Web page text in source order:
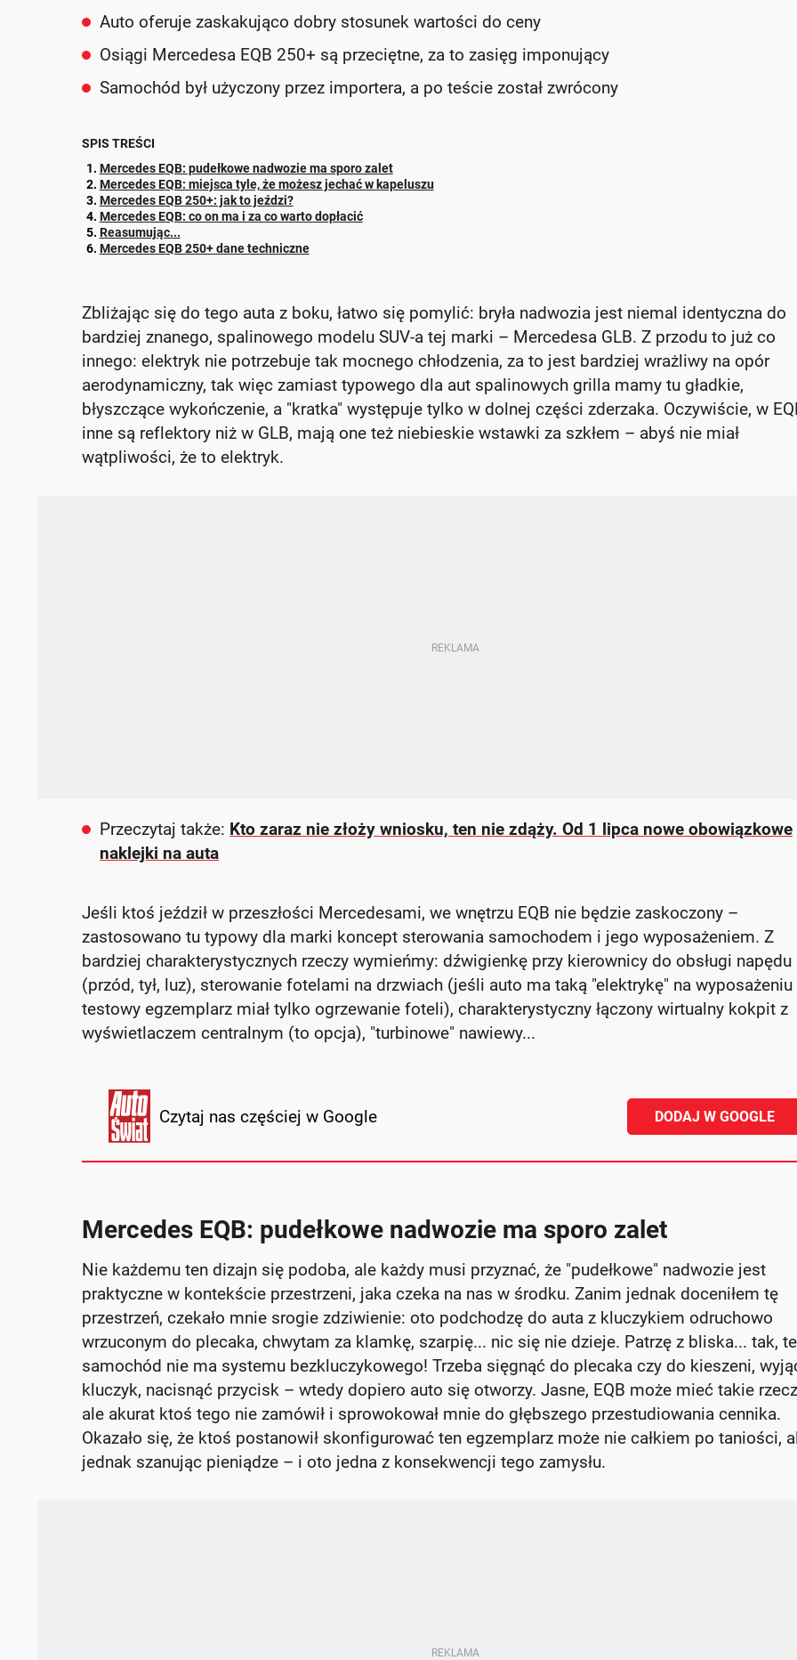
Auto oferuje zaskakująco dobry stosunek wartości do ceny
Osiągi Mercedesa EQB 250+ są przeciętne, za to zasięg imponujący
Samochód był użyczony przez importera, a po teście został zwrócony
SPIS TREŚCI
Mercedes EQB: pudełkowe nadwozie ma sporo zalet
Mercedes EQB: miejsca tyle, że możesz jechać w kapeluszu
Mercedes EQB 250+: jak to jeździ?
Mercedes EQB: co on ma i za co warto dopłacić
Reasumując...
Mercedes EQB 250+ dane techniczne
Zbliżając się do tego auta z boku, łatwo się pomylić: bryła nadwozia jest niemal identyczna do
bardziej znanego, spalinowego modelu SUV-a tej marki – Mercedesa GLB. Z przodu to już co
innego: elektryk nie potrzebuje tak mocnego chłodzenia, za to jest bardziej wrażliwy na opór
aerodynamiczny, tak więc zamiast typowego dla aut spalinowych grilla mamy tu gładkie,
błyszczące wykończenie, a "kratka" występuje tylko w dolnej części zderzaka. Oczywiście, w
inne są reflektory niż w GLB, mają one też niebieskie wstawki za szkłem – abyś nie miał
wątpliwości, że to elektryk.
Przeczytaj także: Kto zaraz nie złoży wniosku, ten nie zdąży. Od 1 lipca nowe obowiązkowe
naklejki na auta
Jeśli ktoś jeździł w przeszłości Mercedesami, we wnętrzu EQB nie będzie zaskoczony –
zastosowano tu typowy dla marki koncept sterowania samochodem i jego wyposażeniem. Z
bardziej charakterystycznych rzeczy wymieńmy: dźwigienkę przy kierownicy do obsługi napędu
(przód, tył, luz), sterowanie fotelami na drzwiach (jeśli auto ma taką "elektrykę" na
testowy egzemplarz miał tylko ogrzewanie foteli), charakterystyczny łączony wirtualny kokpit z
wyświetlaczem centralnym (to opcja), "turbinowe" nawiewy...
Czytaj nas częściej w Google DODAJ W GOOGLE
Mercedes EQB: pudełkowe nadwozie ma sporo zalet
Nie każdemu ten dizajn się podoba, ale każdy musi przyznać, że "pudełkowe" nadwozie jest
praktyczne w kontekście przestrzeni, jaka czeka na nas w środku. Zanim jednak doceniłem tę
przestrzeń, czekało mnie srogie zdziwienie: oto podchodzę do auta z kluczykiem odruchowo
wrzuconym do plecaka, chwytam za klamkę, szarpię... nic się nie dzieje. Patrzę z bliska... tak,
samochód nie ma systemu bezkluczykowego! Trzeba sięgnąć do plecaka czy do kieszeni,
kluczyk, nacisnąć przycisk – wtedy dopiero auto się otworzy. Jasne, EQB może mieć takie
ale akurat ktoś tego nie zamówił i sprowokował mnie do głębszego przestudiowania cennika.
Okazało się, że ktoś postanowił skonfigurować ten egzemplarz może nie całkiem po taniości,
jednak szanując pieniądze – i oto jedna z konsekwencji tego zamysłu.